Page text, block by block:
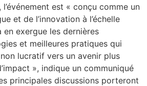
est « conçu comme un
et de l’innovation à l’échelle
exergue les dernières
et meilleures pratiques qui
lucratif vers un avenir plus
», indique un communiqué
principales discussions porteront